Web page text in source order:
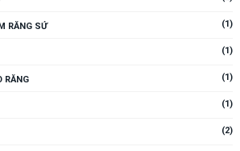
RĂNG SỨ (1)
(1)
RĂNG (1)
(1)
(2)